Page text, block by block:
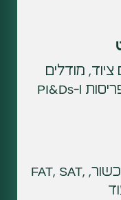
מודלים
פיקוח, רכש, בנייה, תכנות, מכשור, FAT, SAT,